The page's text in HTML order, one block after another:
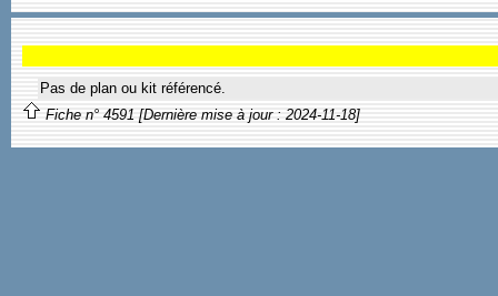
Pas de plan ou kit référencé.
Fiche n° 4591 [Dernière mise à jour : 2024-11-18]